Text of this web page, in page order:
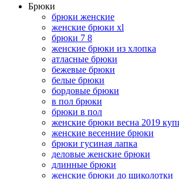
Брюки
брюки женские
женские брюки xl
брюки 7 8
женские брюки из хлопка
атласные брюки
бежевые брюки
белые брюки
бордовые брюки
в пол брюки
брюки в пол
женские брюки весна 2019
женские весенние брюки
брюки гусиная лапка
деловые женские брюки
длинные брюки
женские брюки до щиколотки